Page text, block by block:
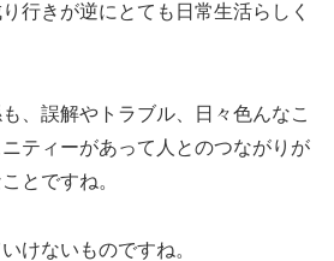
行きが逆にとても日常生活らしく
、誤解やトラブル、日々色んなこ
ティーがあって人とのつながりが
とですね。
けないものですね。